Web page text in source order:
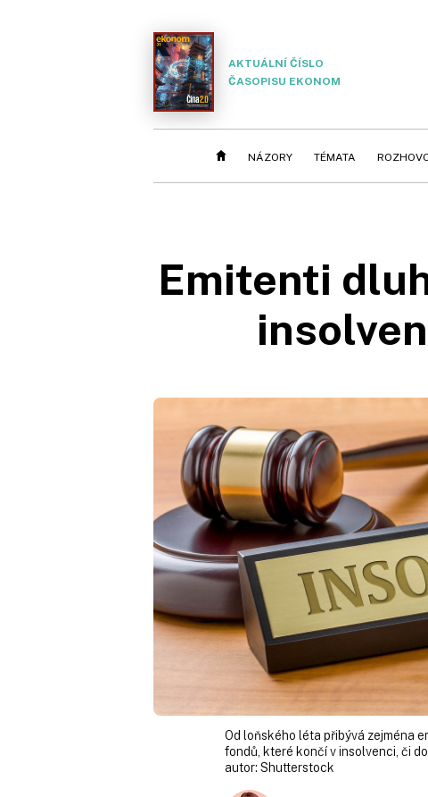
AKTUÁLNÍ ČÍSLO
ČASOPISU EKONOM
NÁZORY TÉMATA
Emitenti
Od loňského léta přibývá zejména
fondů, které končí v insolvenci, či
autor: Shutterstock